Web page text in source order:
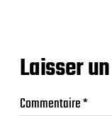
Laisser
Commentaire*